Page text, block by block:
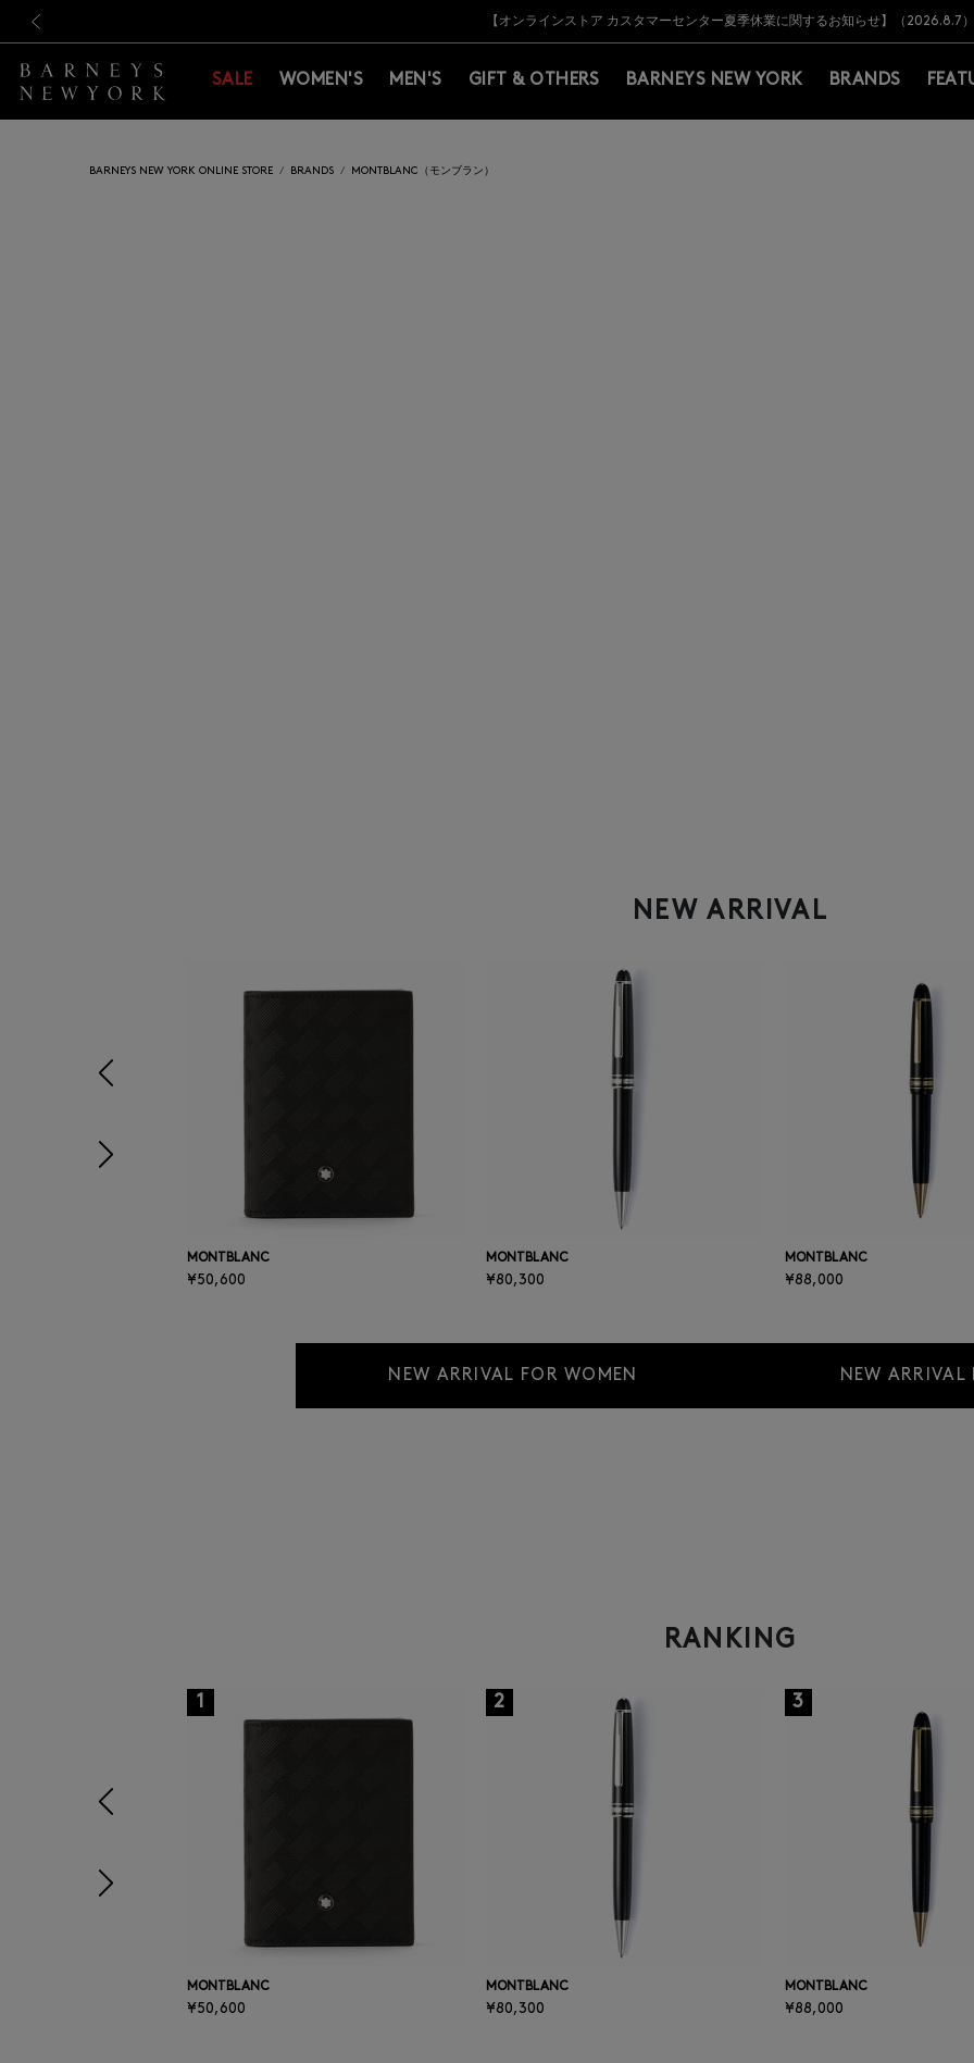
新規登録のお客様も対象！＜MY BARNEYS＞会員のお客様は11,000円（税込）以上のお買上げで常時送料無料
【夏季休業に伴う出荷一時停止のお知らせ】(2026.8.7)
【オンラインストア カスタマーセンター夏季休業に関するお知らせ】（2026.8.7）
【夏季休業に伴う返品・交換承り一時停止のお知らせ】（2026.8.5）
熊本県を中心とした地震の影響によるお荷物のお届けについて
【開催中】SUMMER SALEのご案内・ご注意事項
新規登録のお客様も対象！＜MY BARNEYS＞会員のお客様は11,000円（税込）以上のお買上げで常時送料無料
【夏季休業に伴う出荷一時停止のお知らせ】(2026.8.7)
SALE WOMEN'S MEN'S GIFT & OTHERS BARNEYS NEW YORK BRANDS
BARNEYS NEW YORK ONLINE STORE BRANDS MONTBLANC（モンブラン）
NEW ARRIVAL
MONTBLANC
¥50,600
MONTBLANC
¥80,300
MONTBLANC
¥88,000
NEW ARRIVAL FOR WOMEN NEW ARRIVAL
RANKING
1
MONTBLANC
¥50,600
2
MONTBLANC
¥80,300
3
MONTBLANC
¥88,000